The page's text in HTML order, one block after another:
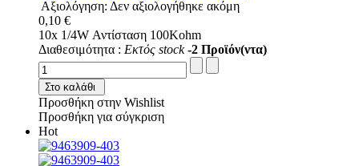
Αξιολόγηση: Δεν αξιολογήθηκε ακόμη
0,10 €
10x 1/4W Αντίσταση 100Kohm
Διαθεσιμότητα : Εκτός stock -2 Προϊόν(ντα)
Στο καλάθι
Προσθήκη στην Wishlist
Προσθήκη για σύγκριση
Hot